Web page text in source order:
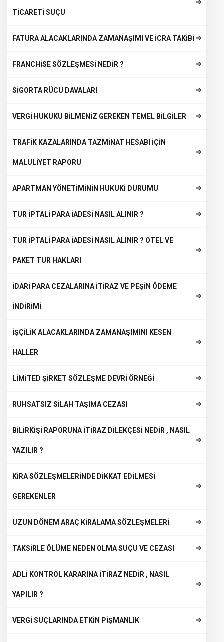
TİCARETİ SUÇU
FATURA ALACAKLARINDA ZAMANAŞIMI VE İCRA TAKİBİ
FRANCHİSE SÖZLEŞMESİ NEDİR ?
SİGORTA RÜCU DAVALARI
VERGİ HUKUKU BİLMENİZ GEREKEN TEMEL BİLGİLER
TRAFİK KAZALARINDA TAZMİNAT HESABI İÇİN
MALULİYET RAPORU
APARTMAN YÖNETİMİNİN HUKUKİ DURUMU
TUR İPTALİ PARA İADESİ NASIL ALINIR ?
TUR İPTALİ PARA İADESİ NASIL ALINIR ? OTEL VE
PAKET TUR HAKLARI
İDARİ PARA CEZALARINA İTİRAZ VE PEŞİN ÖDEME
İNDİRİMİ
İŞÇİLİK ALACAKLARINDA ZAMANAŞIMINI KESEN
HALLER
LİMİTED ŞİRKET SÖZLEŞME DEVRİ ÖRNEĞİ
RUHSATSIZ SİLAH TAŞIMA CEZASI
BİLİRKİŞİ RAPORUNA İTİRAZ DİLEKÇESİ NEDİR , NASIL
YAZILIR ?
KİRA SÖZLEŞMELERİNDE DİKKAT EDİLMESİ
GEREKENLER
UZUN DÖNEM ARAÇ KİRALAMA SÖZLEŞMELERİ
TAKSİRLE ÖLÜME NEDEN OLMA SUÇU VE CEZASI
ADLİ KONTROL KARARINA İTİRAZ NEDİR , NASIL
YAPILIR ?
VERGİ SUÇLARINDA ETKİN PİŞMANLIK